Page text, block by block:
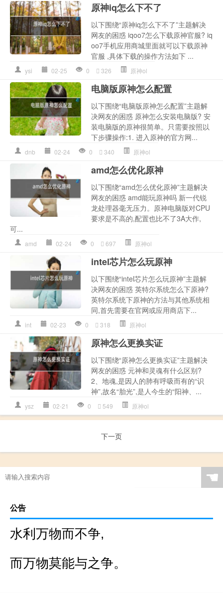
原神iq怎么下不了
以下围绕“原神iq怎么下不了”主题解决
网友的困惑 iqoo7怎么下载原神官服? iq
oo7手机应用商城里面就可以下载原神
官服 ,具体下载的操作方法如下 ...
ysi 02-25 0 326 原神ol
电脑版原神怎么配置
以下围绕“电脑版原神怎么配置”主题解
决网友的困惑 原神怎么安装电脑版? 安
装电脑版的原神很简单。只需要按照以
下步骤操作:1. 进入原神的官方网...
dnb 02-24 0 340 原神ol
amd怎么优化原神
以下围绕“amd怎么优化原神”主题解决
网友的困惑 amd能玩原神吗 新一代锐
龙处理器毫无压力。原神电脑版对CPU
要求是不高的,配置也比不了3A大作,
可...
amd 02-24 0 697 原神ol
intel芯片怎么玩原神
以下围绕“intel芯片怎么玩原神”主题解
决网友的困惑 英特尔系统怎么下原神?
英特尔系统下原神的方法与其他系统相
同,首先需要在官网或应用商店下...
int 02-23 0 318 原神ol
原神怎么更换实证
以下围绕“原神怎么更换实证”主题解决
网友的困惑 元神和灵魂有什么区别?
2、地魂,是因人的肺有呼吸而有的“识
神”,故名“胎光”,是人今生的“阳神、...
ysz 02-21 0 549 原神ol
下一页
☚
公告
水利万物而不争,
而万物莫能与之争。